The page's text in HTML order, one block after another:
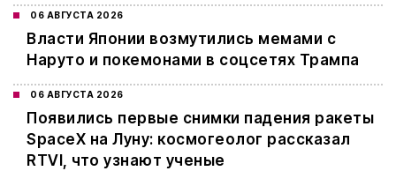
06 АВГУСТА 2026
Власти Японии возмутились мемами с
Наруто и покемонами в соцсетях Трампа
06 АВГУСТА 2026
Появились первые снимки падения ракеты
SpaceX на Луну: космогеолог рассказал
RTVI, что узнают ученые